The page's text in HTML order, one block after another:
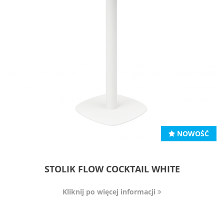
NOWOŚĆ
STOLIK FLOW COCKTAIL WHITE
Kliknij po więcej informacji